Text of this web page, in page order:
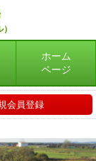
ホーム
ページ
会員登録